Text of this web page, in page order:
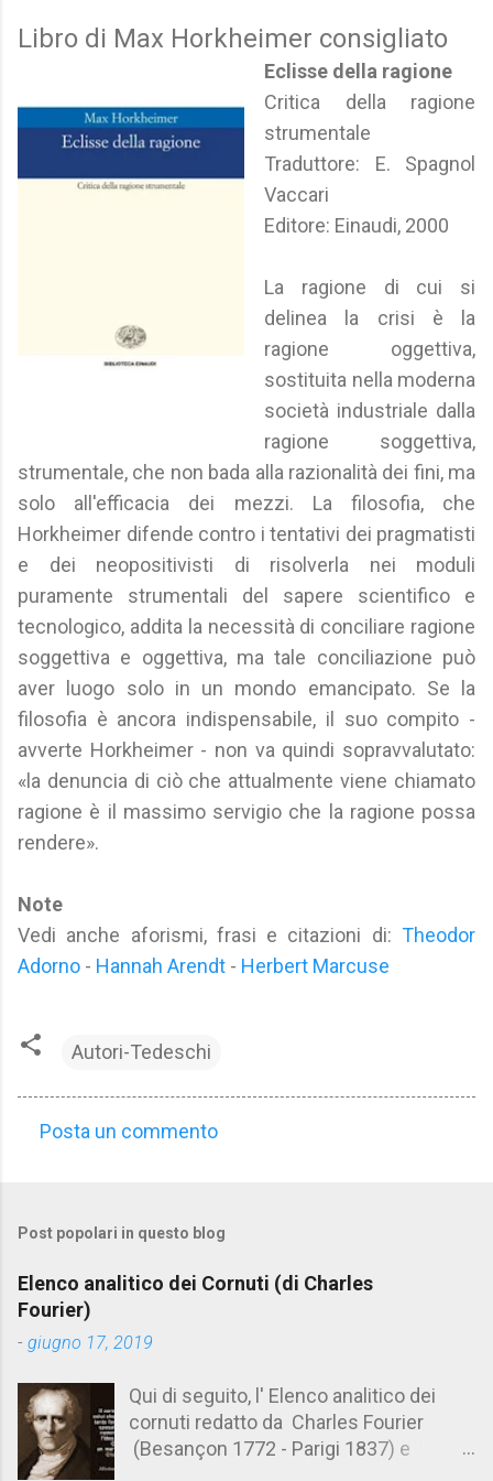
Libro di Max Horkheimer consigliato
Eclisse della ragione
Critica della ragione
strumentale
Traduttore: E. Spagnol
Vaccari
Editore: Einaudi, 2000
La ragione di cui si
delinea la crisi è la
ragione oggettiva,
sostituita nella moderna
società industriale dalla
ragione soggettiva,
strumentale, che non bada alla razionalità dei fini, ma
solo all'efficacia dei mezzi. La filosofia, che
Horkheimer difende contro i tentativi dei pragmatisti
e dei neopositivisti di risolverla nei moduli
puramente strumentali del sapere scientifico e
tecnologico, addita la necessità di conciliare ragione
soggettiva e oggettiva, ma tale conciliazione può
aver luogo solo in un mondo emancipato. Se la
filosofia è ancora indispensabile, il suo compito -
avverte Horkheimer - non va quindi sopravvalutato:
«la denuncia di ciò che attualmente viene chiamato
ragione è il massimo servigio che la ragione possa
rendere».
Note
Vedi anche aforismi, frasi e citazioni di: Theodor
Adorno - Hannah Arendt - Herbert Marcuse
Autori-Tedeschi
m
e
n
t
Posta un commento
Post popolari in questo blog
Elenco analitico dei Cornuti (di Charles
Fourier)
- giugno 17, 2019
Qui di seguito, l' Elenco analitico dei
cornuti redatto da Charles Fourier
(Besançon 1772 - Parigi 1837) e